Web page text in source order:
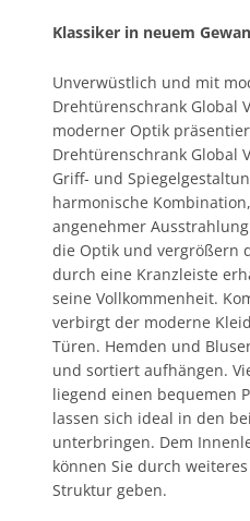
Klassiker in neuem
Unverwüstlich und mit
Drehtürenschrank Global
moderner Optik
Drehtürenschrank Global
Griff- und
harmonische
angenehmer
die Optik und vergrößern
durch eine Kranzleiste
seine Vollkommenheit.
verbirgt der moderne
Türen. Hemden und
und sortiert aufhängen.
liegend einen bequemen
lassen sich ideal in den
unterbringen. Dem
können Sie durch
Struktur geben.